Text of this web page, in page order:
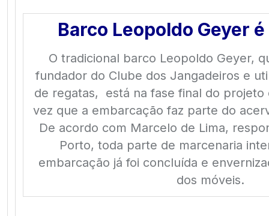
Barco Leopoldo Geyer
O tradicional barco Leopoldo Geyer,
fundador do Clube dos Jangadeiros e
de regatas, está na fase final do projeto
vez que a embarcação faz parte do
De acordo com Marcelo de Lima,
Porto, toda parte de marcenaria
embarcação já foi concluída e
dos móveis.